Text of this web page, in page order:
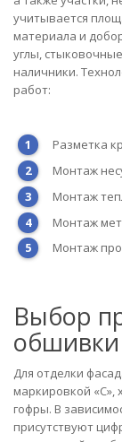
учитывается
материала и
углы,
наличники.
работ:
Разметка
Монтаж
Монтаж
Монтаж
Монтаж
Выбор
обшивки
Для отделки
маркировкой
гофры. В
присутствуют